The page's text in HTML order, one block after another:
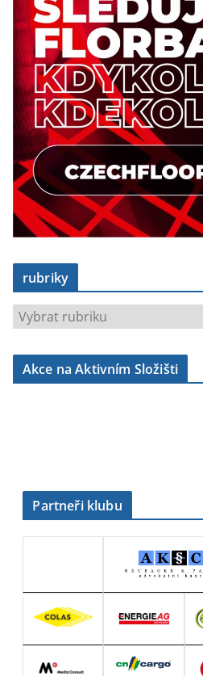
rubriky
u
b
Akce na Aktivním Složišti
Partneři klubu